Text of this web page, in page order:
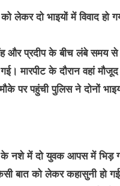
दो भाइयों में विवाद हो
और प्रदीप के बीच लंबे समय
गई। मारपीट के दौरान वहां
पर पहुंची पुलिस ने दोनों
नशे में दो युवक आपस में भिड़
बात को लेकर कहासुनी हो